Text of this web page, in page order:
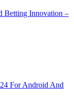
Betting Innovation –
For Android And